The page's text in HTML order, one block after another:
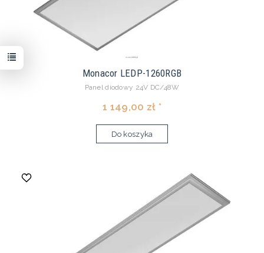
Monacor LEDP-1260RGB
Panel diodowy 24V DC/48W
1 149,00 zł *
Do koszyka